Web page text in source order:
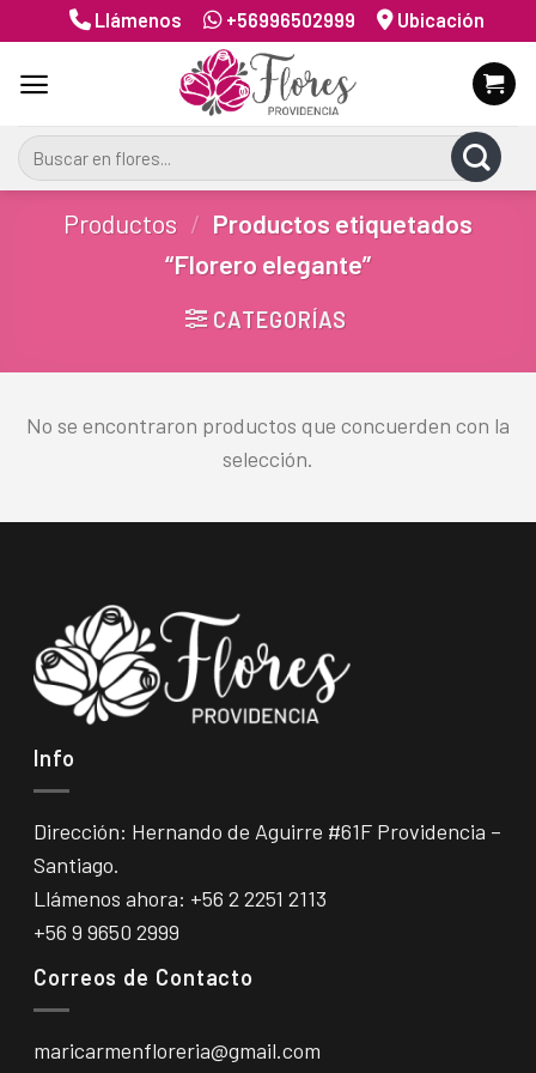
to
content
Llámenos +56996502999 Ubicación
Buscar
por:
Productos / Productos etiquetados
“Florero elegante”
CATEGORÍAS
No se encontraron productos que concuerden con la
selección.
Info
Dirección: Hernando de Aguirre #61F Providencia –
Santiago.
Llámenos ahora: +56 2 2251 2113
+56 9 9650 2999
Correos de Contacto
maricarmenfloreria@gmail.com